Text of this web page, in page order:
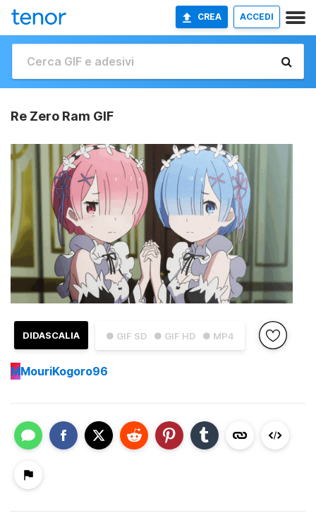
CREA ACCEDI
Re Zero Ram GIF
● GIF SD ● GIF HD ● MP4
DIDASCALIA
MMouriKogoro96